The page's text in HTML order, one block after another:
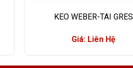
KEO WEBER-TAI GRES
Giá: Liên Hệ